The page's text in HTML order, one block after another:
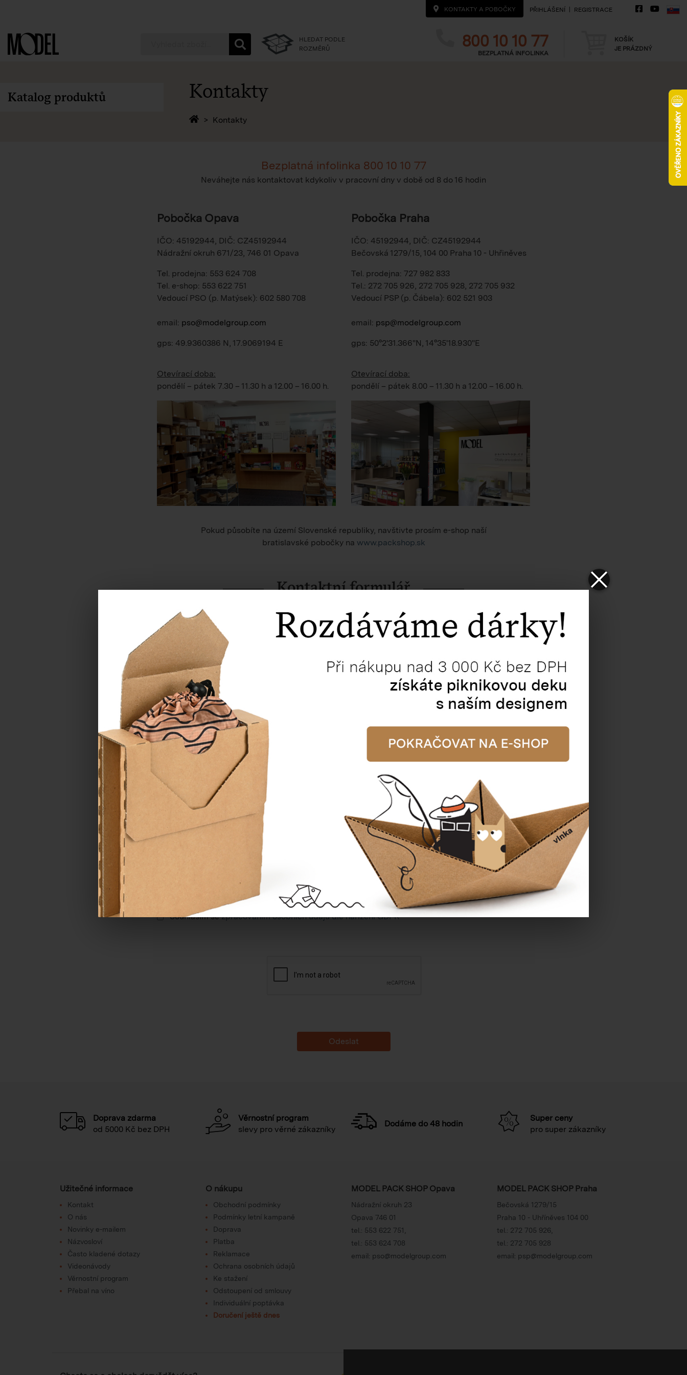
KONTAKTY A POBOČKY PŘIHLÁŠENÍ REGISTRACE
PackShop
HLEDAT PODLE
ROZMĚRŮ
Telefon
800 10 10 77
BEZPLATNÁ INFOLINKA Košík
KOŠÍK
JE PRÁZDNÝ
Katalog produktů Kontakty
Zpět na homepage
Kontakty
Bezplatná infolinka 800 10 10 77
Neváhejte nás kontaktovat kdykoliv v pracovní dny v době od 8 do 16 hodin
Pobočka Opava
IČO: 45192944, DIČ: CZ45192944
Nádražní okruh 671/23, 746 01 Opava
Tel. prodejna: 553 624 708
Tel. e-shop: 553 622 751
Vedoucí PSO (p. Matýsek): 602 580 708
email: pso@modelgroup.com
gps: 49.9360386 N, 17.9069194 E
Otevírací doba:
pondělí – pátek 7.30 – 11.30 h a 12.00 – 16.00 h.
Pobočka Praha
IČO: 45192944, DIČ: CZ45192944
Bečovská 1279/15, 104 00 Praha 10 - Uhřiněves
Tel. prodejna: 727 982 833
Tel.: 272 705 926, 272 705 928, 272 705 932
Vedoucí PSP (p. Čábela): 602 521 903
email: psp@modelgroup.com
gps: 50°2'31.366"N, 14°35'18.930"E
Otevírací doba:
pondělí – pátek 8.00 – 11.30 h a 12.00 – 16.00 h.
Pokud působíte na území Slovenské republiky, navštivte prosím e-shop naší
bratislavské pobočky na www.packshop.sk
Kontaktní formulář
Máte-li dotaz, napište nám do níže uvedeného formuláře nebo na e-mailpso@modelgroup.com
V nejbližším možném termínu odpovíme.
JMÉNO * PŘÍJMENÍ *
TELEFON
ZPRÁVA *
Souhlasím sezpracováním osobních údajů dle nařízení GDPR
Doprava zdarma
od 5000 Kč bez DPH
Věrnostní program
slevy pro věrné zákazníky
Dodáme do 48 hodin
Super ceny
pro super zákazníky
Užitečné informace
Kontakt
O nás
Novinky e-mailem
Názvosloví
Často kladené dotazy
Videonávody
Věrnostní program
Přebal na víno
O nákupu
Obchodní podmínky
Podmínky letní kampaně
Doprava
Platba
Reklamace
Ochrana osobních údajů
Ke stažení
Odstoupení od smlouvy
Individuální poptávka
Doručení ještě dnes
MODEL PACK SHOP Opava
Nádražní okruh 23
Opava 746 01
tel.: 553 622 751,
tel.: 553 624 708
email: pso@modelgroup.com
MODEL PACK SHOP Praha
Bečovská 1279/15
Praha 10 - Uhříněves 104 00
tel.: 272 705 926,
tel.: 272 705 928
email: psp@modelgroup.com